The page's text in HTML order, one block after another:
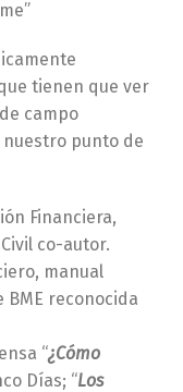
tienen que ver
campo
punto de
Financiera,
co-autor.
manual
BME reconocida
“¿Cómo
Días; “Los